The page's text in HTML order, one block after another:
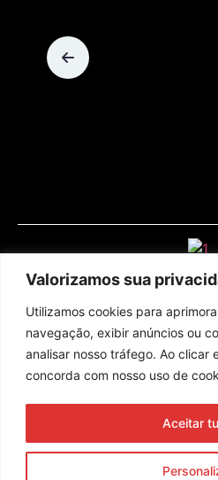
Valorizamos sua
Utilizamos cookies para
navegação, exibir anúncios ou
analisar nosso tráfego. Ao clicar
concorda com nosso uso de
Aceitar
Assine nossa
Enviar